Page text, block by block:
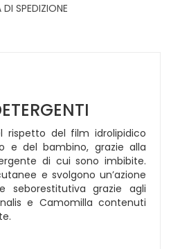
SPEDIZIONE
rispetto del film idrolipidico
e del bambino, grazie alla
di cui sono imbibite.
e svolgono un’azione
seborestitutiva grazie agli
e Camomilla contenuti